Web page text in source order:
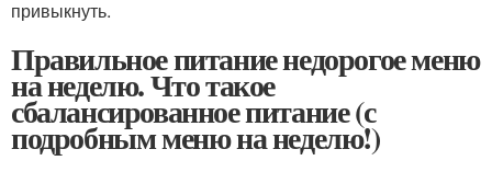
привыкнуть.
Правильное питание недорогое меню
на неделю. Что такое
сбалансированное питание (с
подробным меню на неделю!)